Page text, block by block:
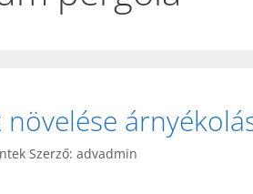
Szerző: advadmin